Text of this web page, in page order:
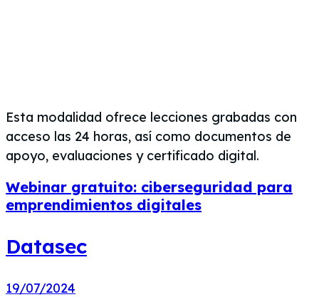
Esta modalidad ofrece lecciones grabadas con
acceso las 24 horas, así como documentos de
apoyo, evaluaciones y certificado digital.
Webinar gratuito: ciberseguridad para
emprendimientos digitales
Datasec
19/07/2024